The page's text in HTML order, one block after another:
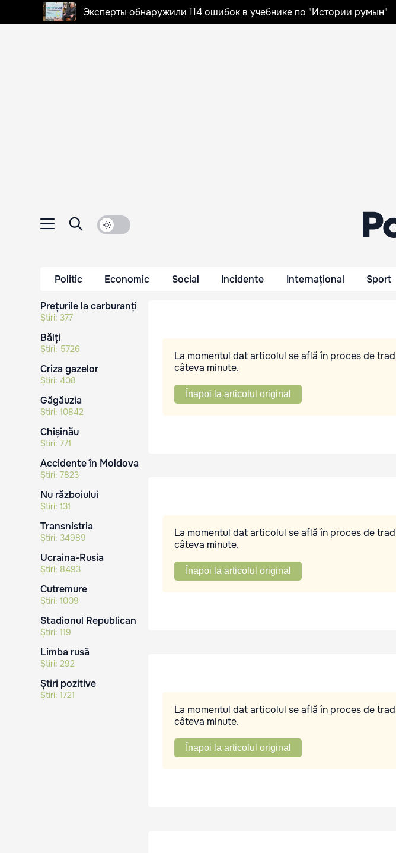
Эксперты обнаружили 114 ошибок в учебнике по "Истории румын"
Politic Economic Social Incidente Internațional Sport
Prețurile la carburanți
Știri: 377
Bălți
Știri: 5726
Criza gazelor
Știri: 408
Găgăuzia
Știri: 10842
Chișinău
Știri: 771
Accidente în Moldova
Știri: 7823
Nu războiului
Știri: 131
Transnistria
Știri: 34989
Ucraina-Rusia
Știri: 8493
Cutremure
Știri: 1009
Stadionul Republican
Știri: 119
Limba rusă
Știri: 292
Știri pozitive
Știri: 1721
La momentul dat articolul se află în proces de
câteva minute.
Înapoi la articolul original
La momentul dat articolul se află în proces de
câteva minute.
Înapoi la articolul original
La momentul dat articolul se află în proces de
câteva minute.
Înapoi la articolul original